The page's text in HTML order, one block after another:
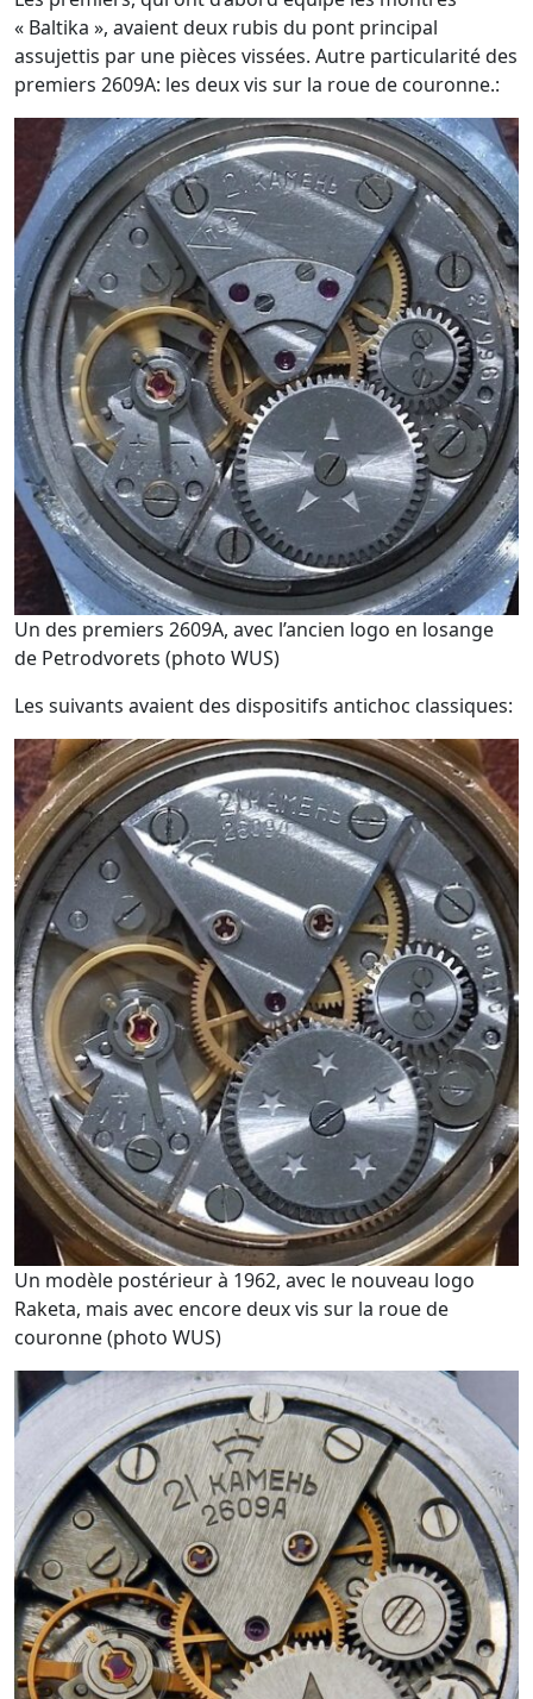
« Baltika », avaient deux rubis du pont principal
assujettis par une pièces vissées. Autre particularité des
premiers 2609A: les deux vis sur la roue de couronne.:
Un des premiers 2609A, avec l’ancien logo en losange
de Petrodvorets (photo WUS)
Les suivants avaient des dispositifs antichoc classiques:
Un modèle postérieur à 1962, avec le nouveau logo
Raketa, mais avec encore deux vis sur la roue de
couronne (photo WUS)